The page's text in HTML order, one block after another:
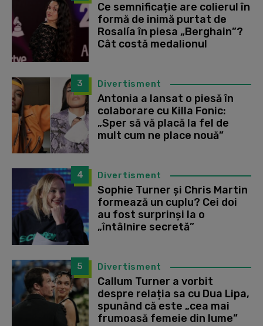
Ce semnificație are colierul în
formă de inimă purtat de
Rosalía în piesa „Berghain”?
Cât costă medalionul
3 Divertisment
Antonia a lansat o piesă în
colaborare cu Killa Fonic:
„Sper să vă placă la fel de
mult cum ne place nouă”
4 Divertisment
Sophie Turner și Chris Martin
formează un cuplu? Cei doi
au fost surprinși la o
„întâlnire secretă”
5 Divertisment
Callum Turner a vorbit
despre relația sa cu Dua Lipa,
spunând că este „cea mai
frumoasă femeie din lume”